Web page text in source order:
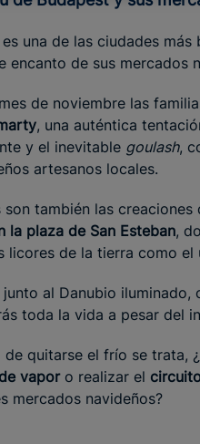
una de las ciudades
encanto de sus mercados
de noviembre las
, una auténtica
y el inevitable goulash,
artesanos locales.
son también las
la plaza de San Esteban,
licores de la tierra como el
junto al Danubio
toda la vida a pesar del
de quitarse el frío se trata,
vapor o realizar el
mercados navideños?